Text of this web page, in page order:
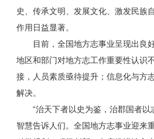
史、传承文明、发展文化、激发民族
作用日益显著。
目前，全国地方志事业呈现出良
地区和部门对地方志工作重要性认识
接，人员素质亟待提升；信息化与方
解决。
“治天下者以史为鉴，治郡国者
智慧告诉人们。全国地方志事业迎来